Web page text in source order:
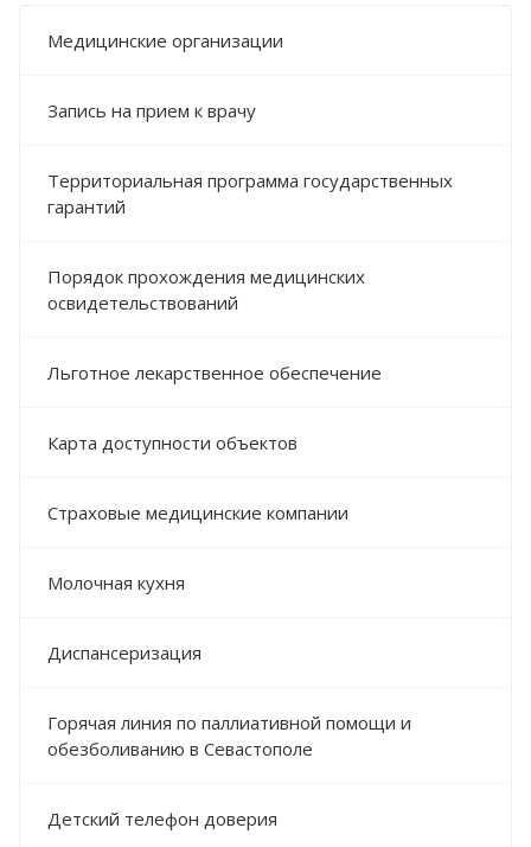
Медицинские организации
Запись на прием к врачу
Территориальная программа государственных
гарантий
Порядок прохождения медицинских
освидетельствований
Льготное лекарственное обеспечение
Карта доступности объектов
Страховые медицинские компании
Молочная кухня
Диспансеризация
Горячая линия по паллиативной помощи и
обезболиванию в Севастополе
Детский телефон доверия
ЭКСТРЕМИЗМУ